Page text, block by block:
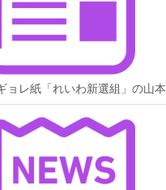
ョレ紙「れいわ新選組」の山